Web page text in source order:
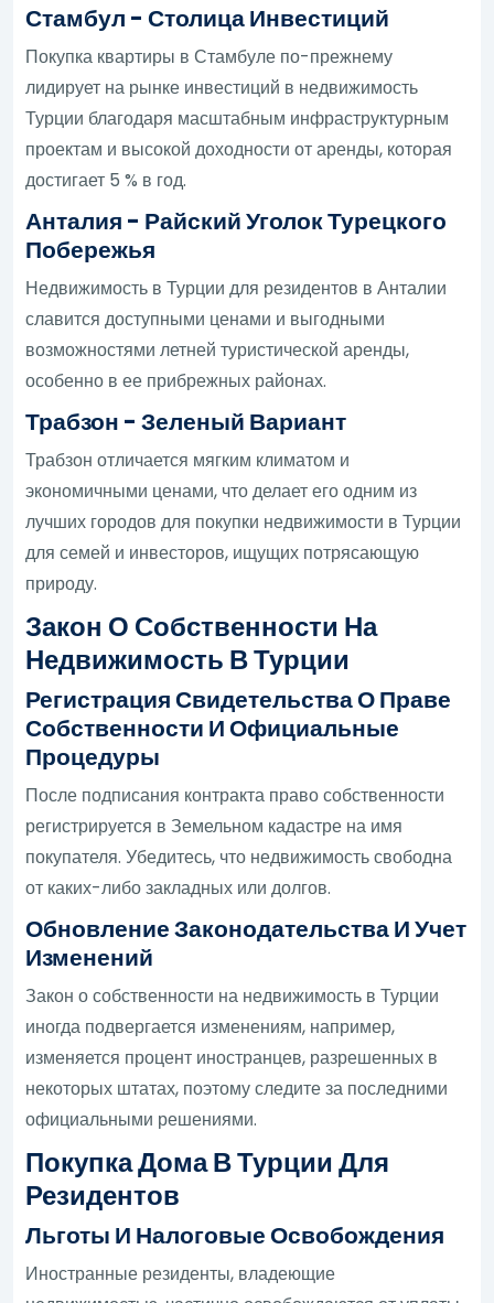
Стамбул - Столица Инвестиций
Покупка квартиры в Стамбуле по-прежнему
лидирует на рынке инвестиций в недвижимость
Турции благодаря масштабным инфраструктурным
проектам и высокой доходности от аренды, которая
достигает 5 % в год.
Анталия - Райский Уголок Турецкого
Побережья
Недвижимость в Турции для резидентов в Анталии
славится доступными ценами и выгодными
возможностями летней туристической аренды,
особенно в ее прибрежных районах.
Трабзон - Зеленый Вариант
Трабзон отличается мягким климатом и
экономичными ценами, что делает его одним из
лучших городов для покупки недвижимости в Турции
для семей и инвесторов, ищущих потрясающую
природу.
Закон О Собственности На
Недвижимость В Турции
Регистрация Свидетельства О Праве
Собственности И Официальные
Процедуры
После подписания контракта право собственности
регистрируется в Земельном кадастре на имя
покупателя. Убедитесь, что недвижимость свободна
от каких-либо закладных или долгов.
Обновление Законодательства И Учет
Изменений
Закон о собственности на недвижимость в Турции
иногда подвергается изменениям, например,
изменяется процент иностранцев, разрешенных в
некоторых штатах, поэтому следите за последними
официальными решениями.
Покупка Дома В Турции Для
Резидентов
Льготы И Налоговые Освобождения
Иностранные резиденты, владеющие